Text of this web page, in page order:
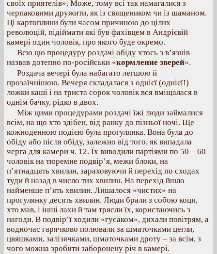
своїх приятелів». Може, тому всі так намагалися з
черпаковими дружити, як із священиком чи із шаманом.
Ці картоплини були часом причиною до цілих
революцій, підіймати які був фахівцем в Андрієвій
камері один чоловік, про якого буде окремо.
Всю цю процедуру роздачі обіду хтось з в’язнів
назвав дотепно по-російськи «кормление зверей».
Роздача вечері була набагато легшою й
прозаїчнішою. Вечеря складалася з однієї (однієї!)
ложки каші і на триста сорок чоловік вся вміщалася в
однім бачку, рідко в двох.
Між цими процедурами роздачі їжі люди займалися
всім, на що хто здібен, від ранку до пізньої ночі. Ще
кожноденною подією була прогулянка. Вона була до
обіду або після обіду, залежно від того, як випадала
черга для камери ч. 12. Їх виводили партіями по 50 – 60
чоловік на тюремне подвір’я, межи блоки, на
п’ятнадцять хвилин, зараховуючи й перехід по сходах
туди й назад в число тих хвилин. На перехід йшло
найменше п’ять хвилин. Лишалося «чистих» на
прогулянку десять хвилин. Люди брали з собою коци,
хто мав, і інші лахи й там трясли їх, користаючись з
нагоди. В подвір’ї ходили «гусаком», дихали повітрям, а
водночас гарячково полювали за шматочками цегли,
цвяшками, залізячками, шматочками дроту – за всім, з
чого можна зробити заборонену річ в камері.